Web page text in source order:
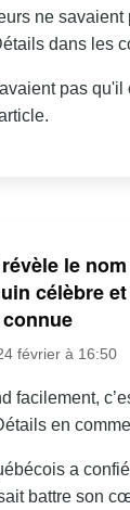
ne savaient
dans les
pas qu'il
le
célèbre et
février à 16:50
facilement,
en
a
battre son